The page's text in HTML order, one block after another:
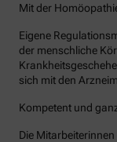
Mit der
Eigene
der menschliche
sich mit den
Kompetent und
Die